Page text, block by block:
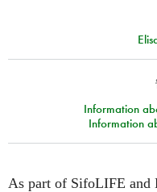
Information
Information
As part of SifoLIFE and